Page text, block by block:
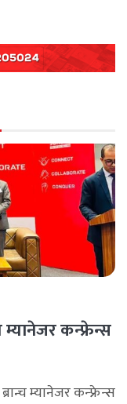
कन्फ्रेन्स
म्यानेजर कन्फ्रेन्स